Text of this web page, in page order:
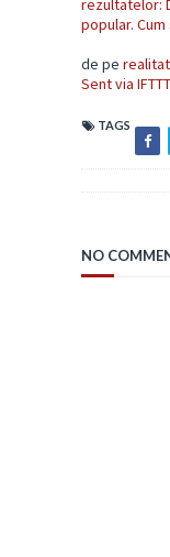
rezultatelor:
popular. Cum
de pe
Sent via IFTTT
TAGS
NO